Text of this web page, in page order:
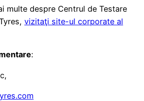
multe despre Centrul de Testare
vizitaţi site-ul corporate al
: